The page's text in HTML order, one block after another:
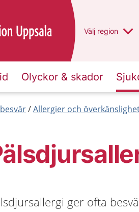
Du har valt
Välj en annan
region
Olyckor & skador
Allergier och
ger ofta